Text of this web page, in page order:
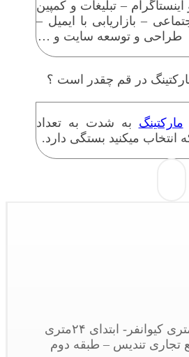
– تبلیغات و کمپین
– بازاریابی با ایمیل –
طراحی و توسعه سایت و …
در قم چقدر است ؟
مارکتینگ به شدت به تعداد
میکنید بستگی دارد.
قم – خیابان ۳۰متری کیوانفر- ابتدای ۲۴متری
تندیس – طبقه دوم